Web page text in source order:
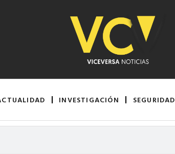
INVESTIGACIÓN SEGURIDAD